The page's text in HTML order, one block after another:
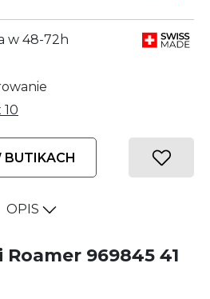
w 48-72h
BUTIKACH
OPIS
969845 41